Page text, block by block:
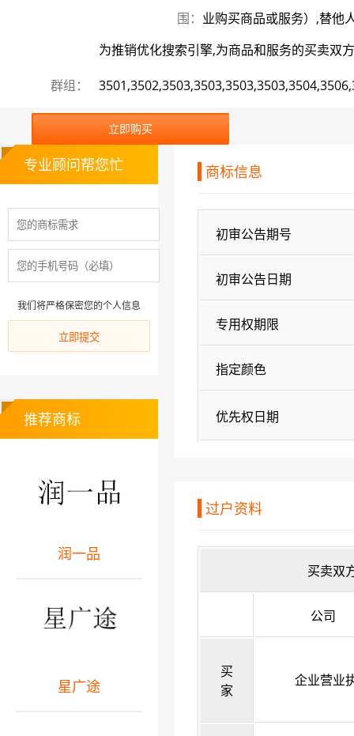
围： 业购买商品或服务）,替他
为推销优化搜索引擎,为商品和服务的买卖双
群组：
立即购买
商标信息
初审公告期号
初审公告日期
专用权期限
指定颜色
优先权日期
过户资料
买卖双
公司
买
家
企业营业
专业顾问帮您忙
我们将严格保密您的个人信息
推荐商标
润一品
星广途